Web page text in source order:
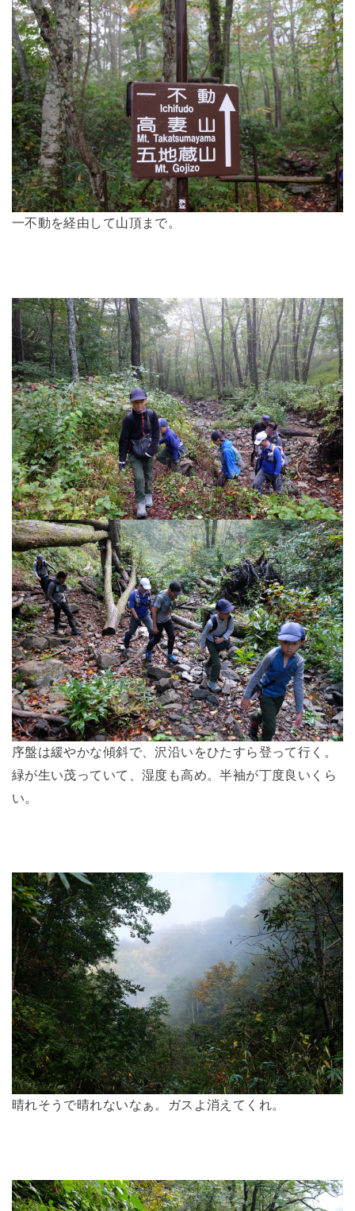
一不動を経由して山頂まで。
序盤は緩やかな傾斜で、沢沿いをひたすら登って行く。
緑が生い茂っていて、湿度も高め。半袖が丁度良いくら
い。
晴れそうで晴れないなぁ。ガスよ消えてくれ。